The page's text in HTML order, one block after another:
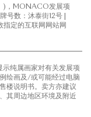
)，MONACO发展项
号数：沐泰街12号 |
定的互联网网站网
纯属画家对有关发展项
绘画及/或可能经过电脑
楼说明书。卖方亦建议
其周边地区环境及附近